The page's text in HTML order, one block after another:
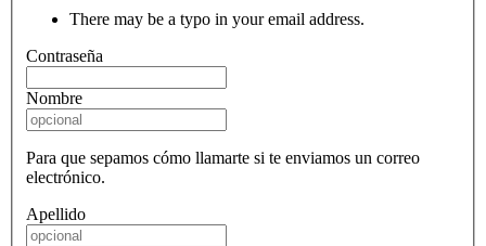
There may be a typo in your email address.
Contraseña
Nombre
Para que sepamos cómo llamarte si te enviamos un correo
electrónico.
Apellido